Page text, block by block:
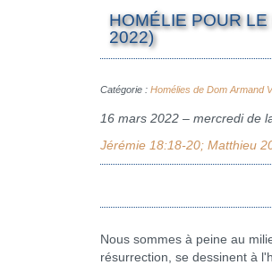
HOMÉLIE POUR
2022)
Catégorie : Homélies de Dom Armand
16 mars 2022 – mercredi de
Jérémie 18:18-20; Matthieu
Nous sommes à peine au
résurrection, se dessinent à